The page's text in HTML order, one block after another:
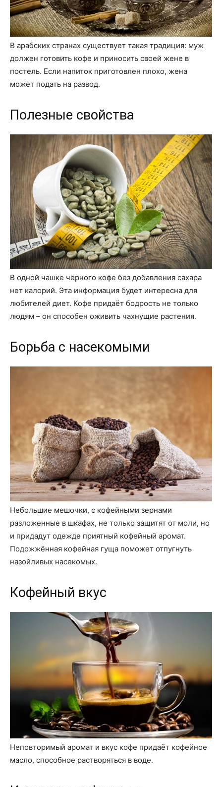
В арабских странах существует такая традиция: муж
должен готовить кофе и приносить своей жене в
постель. Если напиток приготовлен плохо, жена
может подать на развод.
Полезные свойства
В одной чашке чёрного кофе без добавления сахара
нет калорий. Эта информация будет интересна для
любителей диет. Кофе придаёт бодрость не только
людям – он способен оживить чахнущие растения.
Борьба с насекомыми
Небольшие мешочки, с кофейными зернами
разложенные в шкафах, не только защитят от моли, но
и придадут одежде приятный кофейный аромат.
Подожжённая кофейная гуща поможет отпугнуть
назойливых насекомых.
Кофейный вкус
Неповторимый аромат и вкус кофе придаёт кофейное
масло, способное растворяться в воде.